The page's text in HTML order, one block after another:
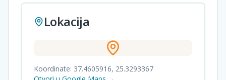
Lokacija
Koordinate: 37.4605916, 25.3293367